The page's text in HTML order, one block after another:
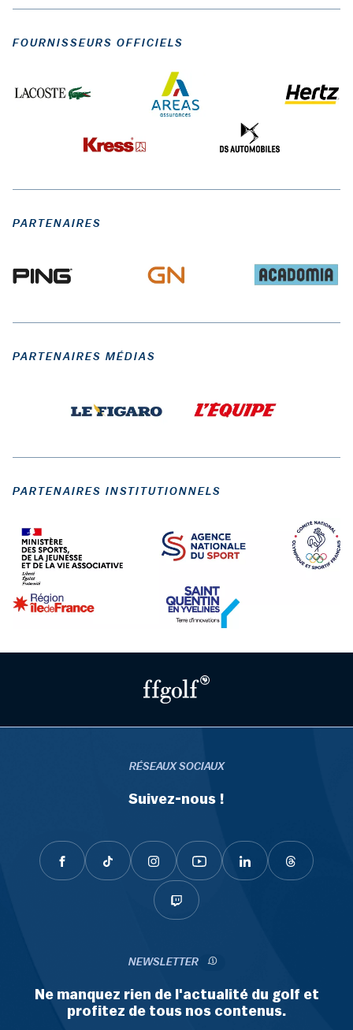
FOURNISSEURS OFFICIELS
PARTENAIRES
PARTENAIRES MÉDIAS
PARTENAIRES INSTITUTIONNELS
RÉSEAUX SOCIAUX
Suivez-nous !
NEWSLETTER
Ne manquez rien de l'actualité du golf et
profitez de tous nos contenus.